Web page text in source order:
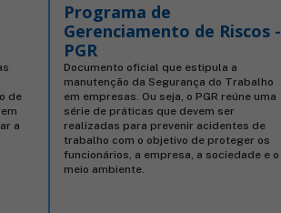
de
a
Programa de
Gerenciamento de Riscos -
PGR
Documento oficial que estipula a
manutenção da Segurança do Trabalho
em empresas. Ou seja, o PGR reúne uma
série de práticas que devem ser
realizadas para prevenir acidentes de
trabalho com o objetivo de proteger os
funcionários, a empresa, a sociedade e o
meio ambiente.